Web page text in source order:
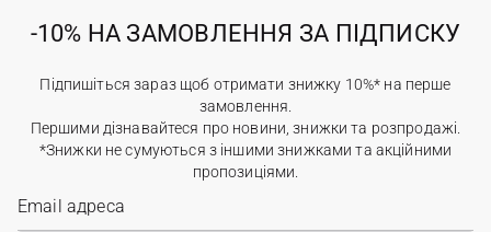
-10% НА ЗАМОВЛЕННЯ ЗА ПІДПИСКУ
Підпишіться зараз щоб отримати знижку 10%* на перше
замовлення.
Першими дізнавайтеся про новини, знижки та розпродажі.
*Знижки не сумуються з іншими знижками та акційними
пропозиціями.